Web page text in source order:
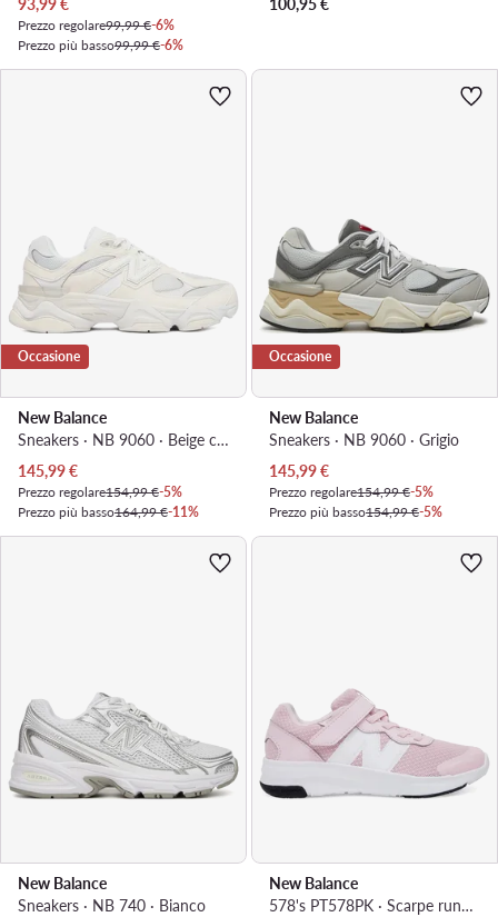
93,99€
Prezzo regolare99,99 €-6%
Prezzo più basso99,99 €-6%
100,95€
Occasione
New Balance
Sneakers · NB 9060 · Beige chiaro
Prezzo attuale
145,99€
Prezzo regolare154,99 €-5%
Prezzo più basso164,99 €-11%
Occasione
New Balance
Sneakers · NB 9060 · Grigio
Prezzo attuale
145,99€
Prezzo regolare154,99 €-5%
Prezzo più basso154,99 €-5%
New Balance
Sneakers · NB 740 · Bianco
New Balance
578's PT578PK · Scarpe running